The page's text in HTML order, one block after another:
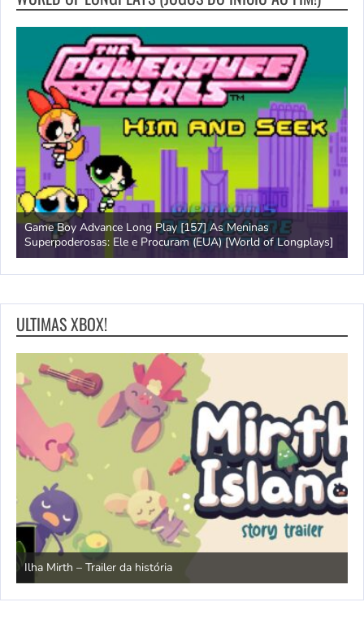
Game Boy Advance Long Play [157] As Meninas
Superpoderosas: Ele e Procuram (EUA) [World of Longplays]
ULTIMAS XBOX!
Ilha Mirth – Trailer da história